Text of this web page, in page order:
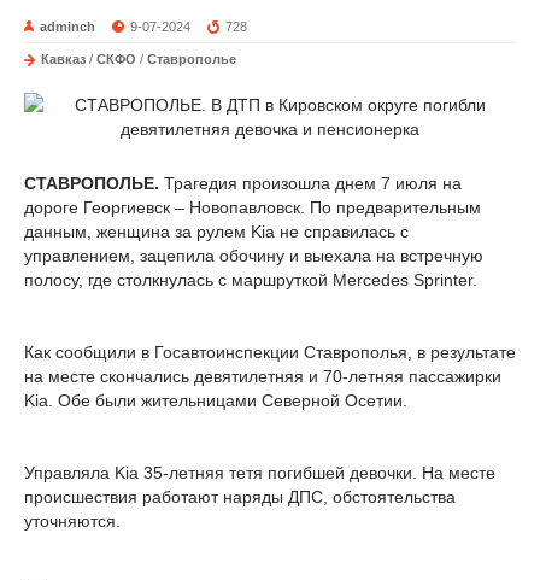
adminch 9-07-2024 728
Кавказ / СКФО / Ставрополье
СТАВРОПОЛЬЕ. Трагедия произошла днем 7 июля на
дороге Георгиевск – Новопавловск. По предварительным
данным, женщина за рулем Kia не справилась с
управлением, зацепила обочину и выехала на встречную
полосу, где столкнулась с маршруткой Mercedes Sprinter.
Как сообщили в Госавтоинспекции Ставрополья, в результате
на месте скончались девятилетняя и 70-летняя пассажирки
Kia. Обе были жительницами Северной Осетии.
Управляла Kia 35-летняя тетя погибшей девочки. На месте
происшествия работают наряды ДПС, обстоятельства
уточняются.